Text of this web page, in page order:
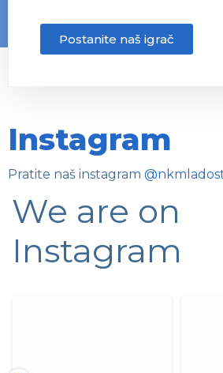
Postanite naš igrač
Instagram
Pratite naš instagram
We are on
Instagram